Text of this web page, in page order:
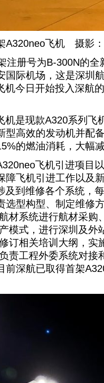
飞机 摄影：
册号为B-300N的全
国际机场，这是深圳
机今日开始投入深航
是现款A320系列飞
型高效的发动机并配
的燃油消耗，大幅
飞机引进项目
障飞机引进工作以及
及到维修各个系统，
选型构型、制定维修
材系统进行航材采购
模式，进行深圳及外
订相关培训大纲，实
责工程外委系统对接
前深航已取得首架